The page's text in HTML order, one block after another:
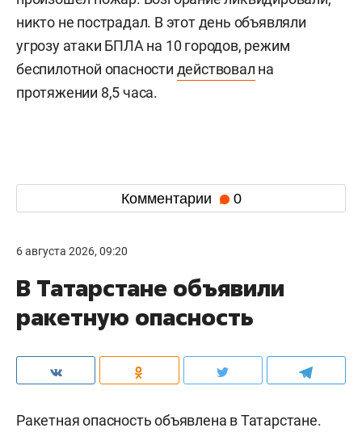
никто не пострадал. В этот день объявляли
угрозу атаки БПЛА на 10 городов, режим
беспилотной опасности действовал на
протяжении 8,5 часа.
Комментарии 0
6 августа 2026, 09:20
В Татарстане объявили
ракетную опасность
Ракетная опасность объявлена в Татарстане.